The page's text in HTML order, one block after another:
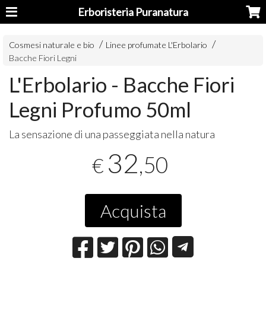
Erboristeria Puranatura
Cosmesi naturale e bio
Linee profumate L'Erbolario
Bacche Fiori Legni
L'Erbolario - Bacche Fiori
Legni Profumo 50ml
La sensazione di una passeggiata nella natura
€ 32,50
Acquista